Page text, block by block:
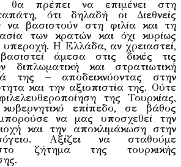
θα πρέπει να επιμένει στη
ότι δηλαδή οι Διεθνείς
να βασιστούν στη φιλία και τη
των κρατών και όχι κυρίως
υπεροχή. Η Ελλάδα, αν χρειαστεί,
άμεσα στις δικές τις
διπλωματική και στρατιωτική
της – αποδεικνύοντας στην
και την αξιοπιστία της. Ούτε
της Τουρκίας,
επίπεδο, σε βάθος
να μας υποσχεθεί την
και την αποκλιμάκωση στην
Αξίζει να σταθούμε
ζήτημα της τουρκικής